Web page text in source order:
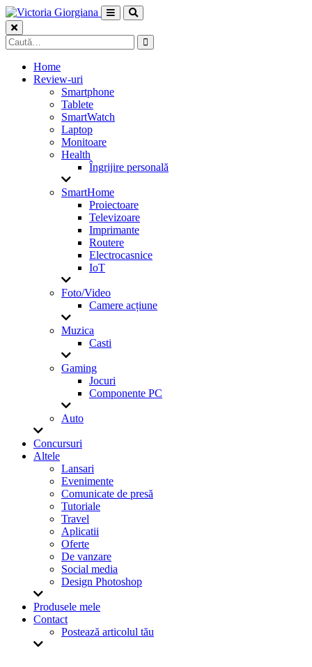
Skip
to
content
Caută
după:
Home
Review-uri
Smartphone
Tablete
SmartWatch
Laptop
Monitoare
Health
Îngrijire personală
SmartHome
Proiectoare
Televizoare
Imprimante
Routere
Electrocasnice
IoT
Foto/Video
Camere acțiune
Muzica
Casti
Gaming
Jocuri
Componente PC
Auto
Concursuri
Altele
Lansari
Evenimente
Comunicate de presă
Tutoriale
Travel
Aplicatii
Oferte
De vanzare
Social media
Design Photoshop
Produsele mele
Contact
Postează articolul tău